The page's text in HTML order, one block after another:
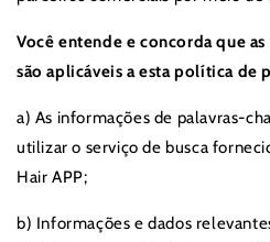
Você entende e concorda que
são aplicáveis ​​a esta política de
a) As informações de palavras-
utilizar o serviço de busca
Hair APP;
b) Informações e dados